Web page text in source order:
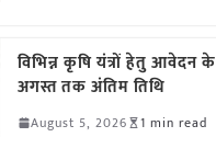
विभिन्न कृषि यंत्रों हेतु
अगस्त तक अंतिम तिथि
August 5, 2026 1 min read